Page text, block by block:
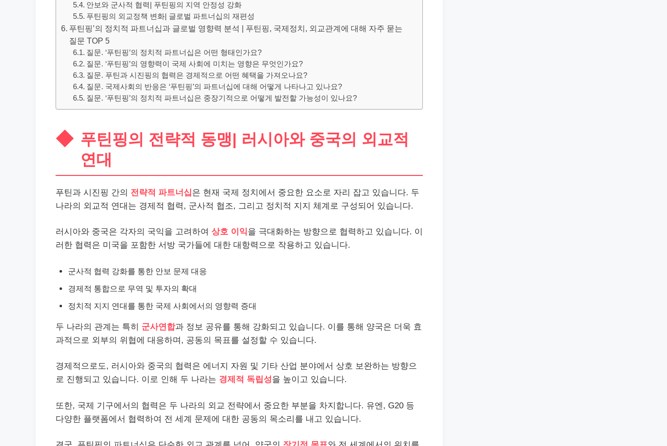
안보와 군사적 협력| 푸틴핑의 지역 안정성 강화
푸틴핑의 외교정책 변화| 글로벌 파트너십의 재편성
푸틴핑’의 정치적 파트너십과 글로벌 영향력 분석 | 푸틴핑, 국제정치, 외교관계에 대해 자주 묻는
질문 TOP 5
질문. ‘푸틴핑’의 정치적 파트너십은 어떤 형태인가요?
질문. ‘푸틴핑’의 영향력이 국제 사회에 미치는 영향은 무엇인가요?
질문. 푸틴과 시진핑의 협력은 경제적으로 어떤 혜택을 가져오나요?
질문. 국제사회의 반응은 ‘푸틴핑’의 파트너십에 대해 어떻게 나타나고 있나요?
질문. ‘푸틴핑’의 정치적 파트너십은 중장기적으로 어떻게 발전할 가능성이 있나요?
푸틴핑의 전략적 동맹| 러시아와 중국의 외교적
연대
푸틴과 시진핑 간의 전략적 파트너십은 현재 국제 정치에서 중요한 요소로 자리 잡고 있습니다. 두
나라의 외교적 연대는 경제적 협력, 군사적 협조, 그리고 정치적 지지 체계로 구성되어 있습니다.
러시아와 중국은 각자의 국익을 고려하여 상호 이익을 극대화하는 방향으로 협력하고 있습니다. 이
러한 협력은 미국을 포함한 서방 국가들에 대한 대항력으로 작용하고 있습니다.
군사적 협력 강화를 통한 안보 문제 대응
경제적 통합으로 무역 및 투자의 확대
정치적 지지 연대를 통한 국제 사회에서의 영향력 증대
두 나라의 관계는 특히 군사연합과 정보 공유를 통해 강화되고 있습니다. 이를 통해 양국은 더욱 효
과적으로 외부의 위협에 대응하며, 공동의 목표를 설정할 수 있습니다.
경제적으로도, 러시아와 중국의 협력은 에너지 자원 및 기타 산업 분야에서 상호 보완하는 방향으
로 진행되고 있습니다. 이로 인해 두 나라는 경제적 독립성을 높이고 있습니다.
또한, 국제 기구에서의 협력은 두 나라의 외교 전략에서 중요한 부분을 차지합니다. 유엔, G20 등
다양한 플랫폼에서 협력하여 전 세계 문제에 대한 공동의 목소리를 내고 있습니다.